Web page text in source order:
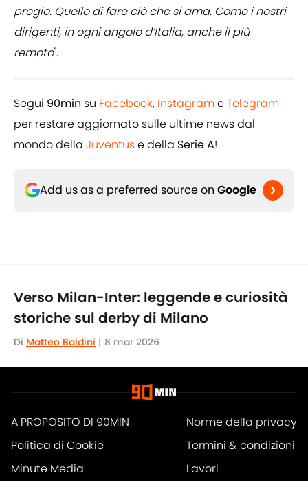
pregio. Quello di fare ciò che si ama. Come i nostri
dirigenti, in ogni angolo d’Italia, anche il più
remoto".
Segui 90min su Facebook, InstagrameTelegram
per restare aggiornato sulle ultime news dal
mondo della Juventuse della Serie A!
Add us as a preferred source on Google
Verso Milan-Inter: leggende e curiosità
storiche sul derby di Milano
Di Matteo Baldini | 8 mar 2026
A PROPOSITO DI 90MIN
Norme della privacy
Politica di Cookie
Termini & condizioni
Minute Media
Lavori